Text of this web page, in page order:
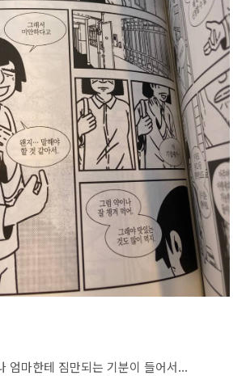
엄마한테 짐만되는 기분이 들어서...